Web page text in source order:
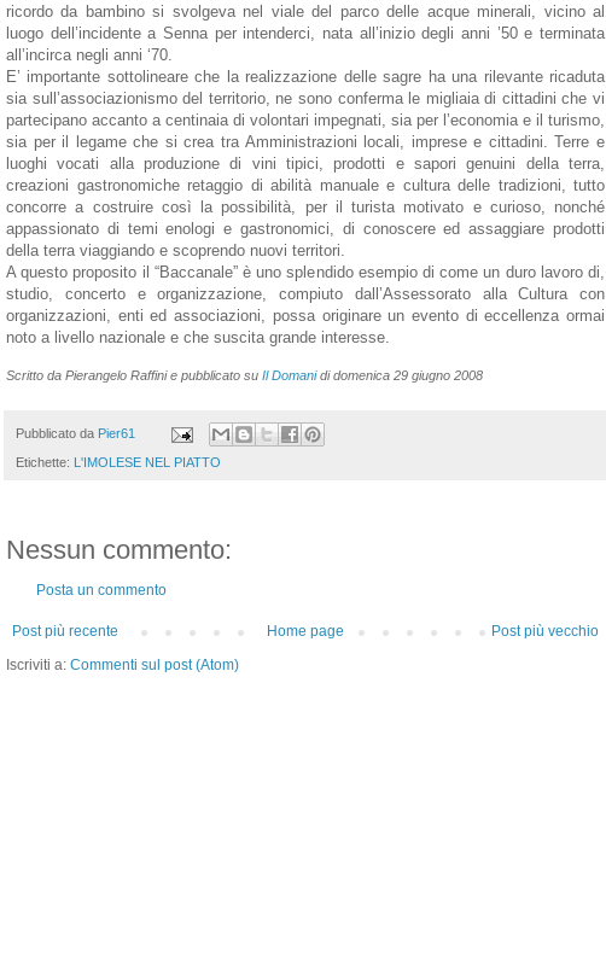
ricordo da bambino si svolgeva nel viale del parco delle acque minerali, vicino al
luogo dell’incidente a Senna per intenderci, nata all’inizio degli anni ’50 e terminata
all’incirca negli anni ‘70.
E’ importante sottolineare che la realizzazione delle sagre ha una rilevante ricaduta
sia sull’associazionismo del territorio, ne sono conferma le migliaia di cittadini che vi
partecipano accanto a centinaia di volontari impegnati, sia per l’economia e il turismo,
sia per il legame che si crea tra Amministrazioni locali, imprese e cittadini. Terre e
luoghi vocati alla produzione di vini tipici, prodotti e sapori genuini della terra,
creazioni gastronomiche retaggio di abilità manuale e cultura delle tradizioni, tutto
concorre a costruire così la possibilità, per il turista motivato e curioso, nonché
appassionato di temi enologi e gastronomici, di conoscere ed assaggiare prodotti
della terra viaggiando e scoprendo nuovi territori.
A questo proposito il “Baccanale” è uno splendido esempio di come un duro lavoro di,
studio, concerto e organizzazione, compiuto dall’Assessorato alla Cultura con
organizzazioni, enti ed associazioni, possa originare un evento di eccellenza ormai
noto a livello nazionale e che suscita grande interesse.
Scritto da Pierangelo Raffini e pubblicato su Il Domanidi domenica 29 giugno 2008
Pubblicato da Pier61
Etichette: L'IMOLESE NEL PIATTO
Nessun commento:
Posta un commento
Post più recente Post più vecchio
Home page
Iscriviti a: Commenti sul post (Atom)